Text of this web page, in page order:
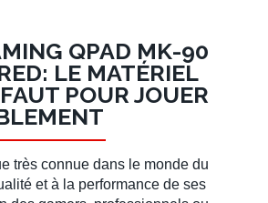
QPAD MK-90
LE MATÉRIEL
POUR JOUER
très connue dans le monde du
et à la performance de ses